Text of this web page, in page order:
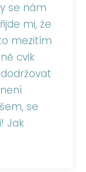
se nám
mi, že
mezitím
cvik
se
Jak